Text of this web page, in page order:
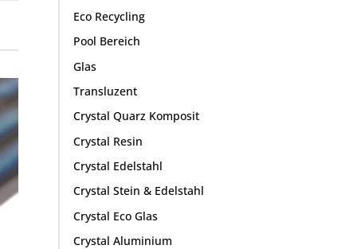
Eco Recycling
Pool Bereich
Glas
Transluzent
Crystal Quarz Komposit
Crystal Resin
Crystal Edelstahl
Crystal Stein & Edelstahl
Crystal Eco Glas
Crystal Aluminium